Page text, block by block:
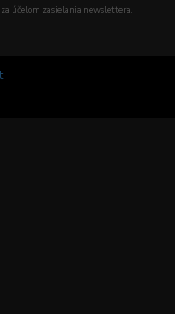
za účelom zasielania newslettera.